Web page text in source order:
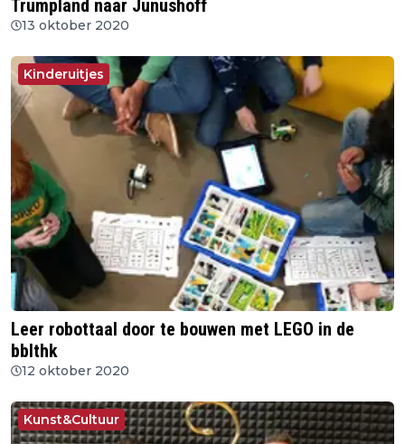
Trumpland naar Junushoff
13 oktober 2020
Kinderuitjes
Leer robottaal door te bouwen met LEGO in de
bblthk
12 oktober 2020
Kunst&Cultuur